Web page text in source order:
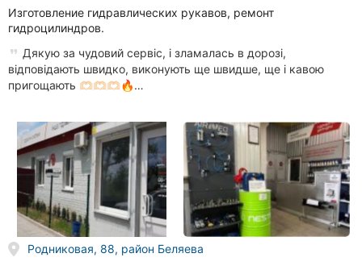
Изготовление гидравлических рукавов, ремонт
гидроцилиндров.
Дякую за чудовий сервіс, і зламалась в дорозі,
відповідають швидко, виконують ще швидше, ще і кавою
пригощають 🫶🏻🫶🏻🫶🏻🔥…
Родниковая, 88, район Беляева